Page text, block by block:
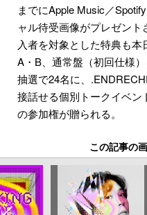
までにApple Music／
ャル待受画像がプレゼン
入者を対象とした特典も
A・B、通常盤（初回仕様
抽選で24名に、
接話せる個別トークイベン
の参加権が贈られる。
この記事の